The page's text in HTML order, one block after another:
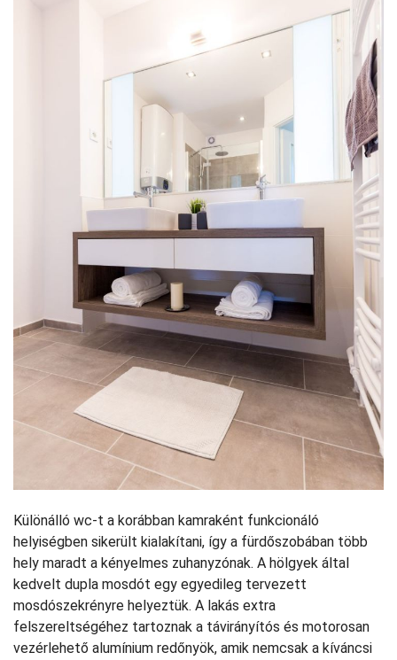
Különálló wc-t a korábban kamraként funkcionáló
helyiségben sikerült kialakítani, így a fürdőszobában több
hely maradt a kényelmes zuhanyzónak. A hölgyek által
kedvelt dupla mosdót egy egyedileg tervezett
mosdószekrényre helyeztük. A lakás extra
felszereltségéhez tartoznak a távirányítós és motorosan
vezérlehető alumínium redőnyök, amik nemcsak a kíváncsi